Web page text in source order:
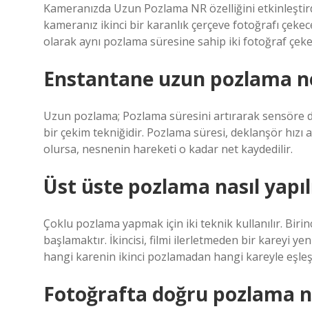
Kameranızda Uzun Pozlama NR özelliğini
kameranız ikinci bir karanlık çerçeve fotoğrafı
olarak aynı pozlama süresine sahip iki fotoğraf
Enstantane uzun pozlama
Uzun pozlama; Pozlama süresini artırarak sensöre
bir çekim tekniğidir. Pozlama süresi, deklanşör
olursa, nesnenin hareketi o kadar net kaydedilir.
Üst üste pozlama nasıl
Çoklu pozlama yapmak için iki teknik kullanılır.
başlamaktır. İkincisi, filmi ilerletmeden bir kareyi
hangi karenin ikinci pozlamadan hangi kareyle
Fotoğrafta doğru pozlama